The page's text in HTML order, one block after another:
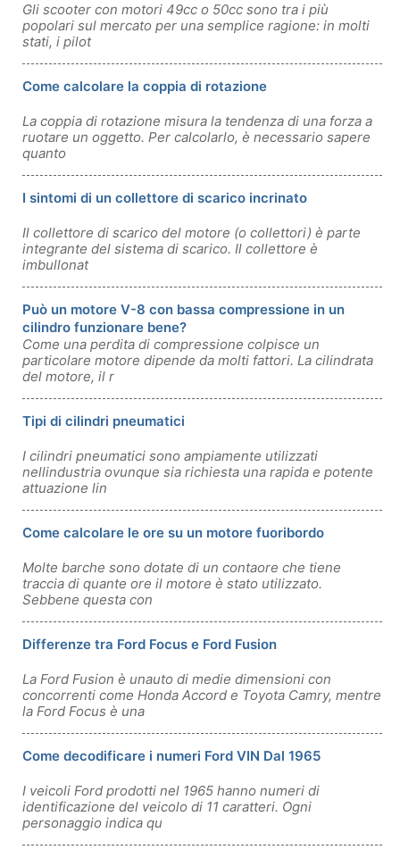
Gli scooter con motori 49cc o 50cc sono tra i più
popolari sul mercato per una semplice ragione: in molti
stati, i pilot
Come calcolare la coppia di rotazione
La coppia di rotazione misura la tendenza di una forza a
ruotare un oggetto. Per calcolarlo, è necessario sapere
quanto
I sintomi di un collettore di scarico incrinato
Il collettore di scarico del motore (o collettori) è parte
integrante del sistema di scarico. Il collettore è
imbullonat
Può un motore V-8 con bassa compressione in un
cilindro funzionare bene?
Come una perdita di compressione colpisce un
particolare motore dipende da molti fattori. La cilindrata
del motore, il r
Tipi di cilindri pneumatici
I cilindri pneumatici sono ampiamente utilizzati
nellindustria ovunque sia richiesta una rapida e potente
attuazione lin
Come calcolare le ore su un motore fuoribordo
Molte barche sono dotate di un contaore che tiene
traccia di quante ore il motore è stato utilizzato.
Sebbene questa con
Differenze tra Ford Focus e Ford Fusion
La Ford Fusion è unauto di medie dimensioni con
concorrenti come Honda Accord e Toyota Camry, mentre
la Ford Focus è una
Come decodificare i numeri Ford VIN Dal 1965
I veicoli Ford prodotti nel 1965 hanno numeri di
identificazione del veicolo di 11 caratteri. Ogni
personaggio indica qu